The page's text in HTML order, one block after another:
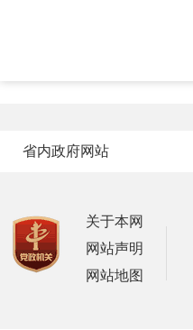
省内政府网站
关于本网
网站声明
网站地图